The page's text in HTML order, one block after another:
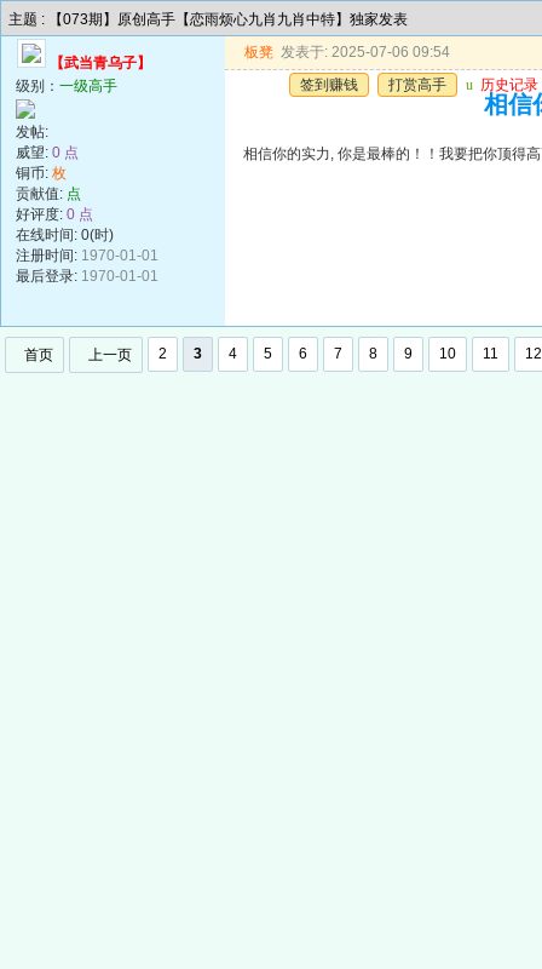
主题 : 【073期】原创高手【恋雨烦心九肖九肖中特】独家发表
【武当青乌子】
级别： 一级高手
发帖:
威望: 0 点
铜币: 枚
贡献值: 点
好评度: 0 点
在线时间: 0(时)
注册时间: 1970-01-01
最后登录: 1970-01-01
板凳 发表于: 2025-07-06 09:54
签到赚钱
打赏高手 u 历史记录
相信
相信你的实力, 你是最棒的！！我要把你顶得
首页 上一页 2 3 4 5 6 7 8 9 10 11 12